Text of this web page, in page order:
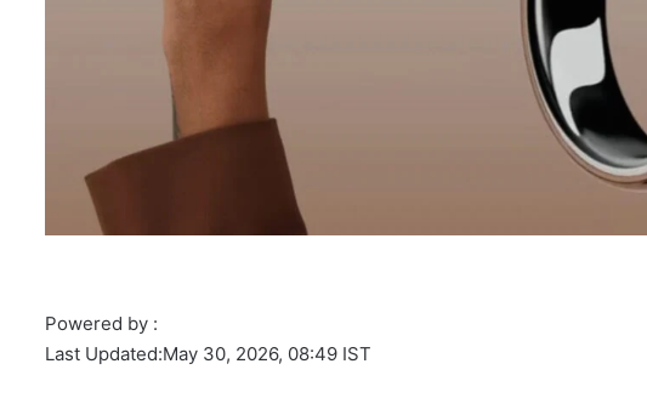
Powered by :
Last Updated:May 30, 2026, 08:49 IST